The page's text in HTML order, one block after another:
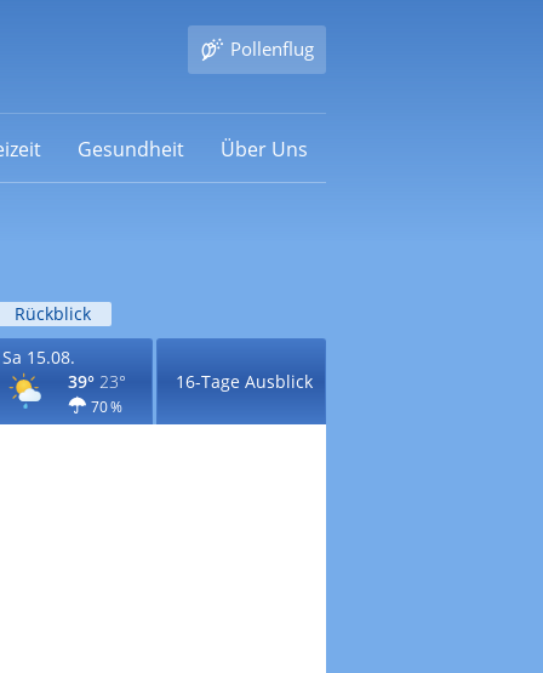
Pollenflug
Gesundheit Über Uns
Rückblick
Sa 15.08.
39° 23°
70 %
16-Tage Ausblick